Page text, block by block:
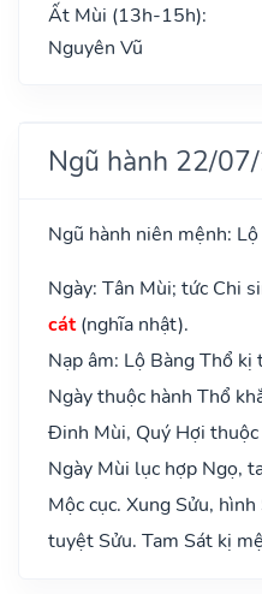
Ất Mùi (13h-15h):
Nguyên Vũ
Ngũ hành 22/
Ngũ hành niên mệnh:
Ngày: Tân Mùi; tức Chi
cát(nghĩa nhật).
Nạp âm: Lộ Bàng Thổ
Ngày thuộc hành Thổ
Đinh Mùi, Quý Hợi
Ngày Mùi lục hợp Ngọ,
Mộc cục. Xung Sửu,
tuyệt Sửu. Tam Sát kị